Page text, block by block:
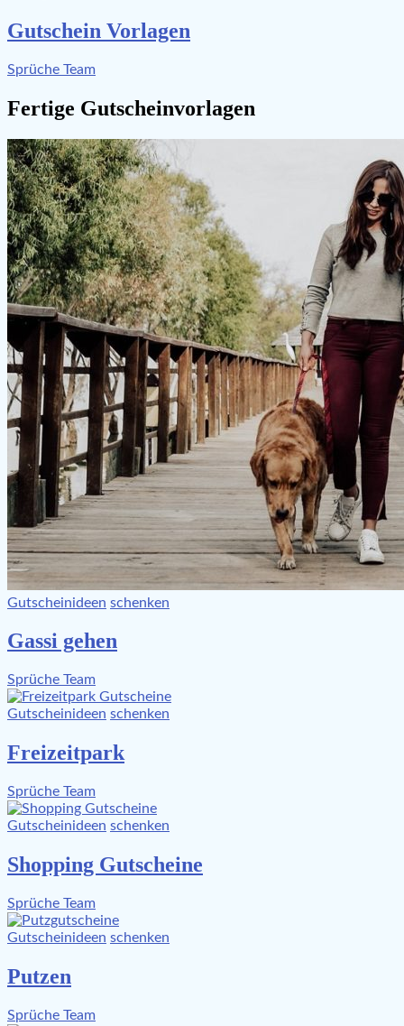
Gutschein Vorlagen
Sprüche Team
Fertige Gutscheinvorlagen
Gutscheinideen schenken
Gassi gehen
Sprüche Team
Gutscheinideen schenken
Freizeitpark
Sprüche Team
Gutscheinideen schenken
Shopping Gutscheine
Sprüche Team
Gutscheinideen schenken
Putzen
Sprüche Team